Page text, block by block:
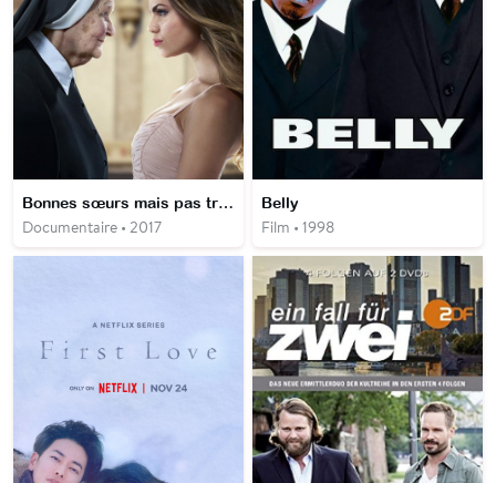
Bonnes sœurs mais pas trop
Documentaire • 2017
Belly
Film • 1998